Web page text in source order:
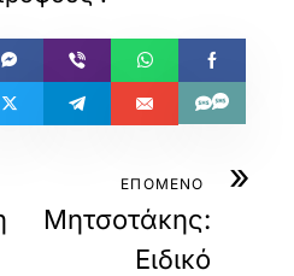
»
ΕΠΟΜΕΝΟ
Μητσοτάκης:
Eιδικό